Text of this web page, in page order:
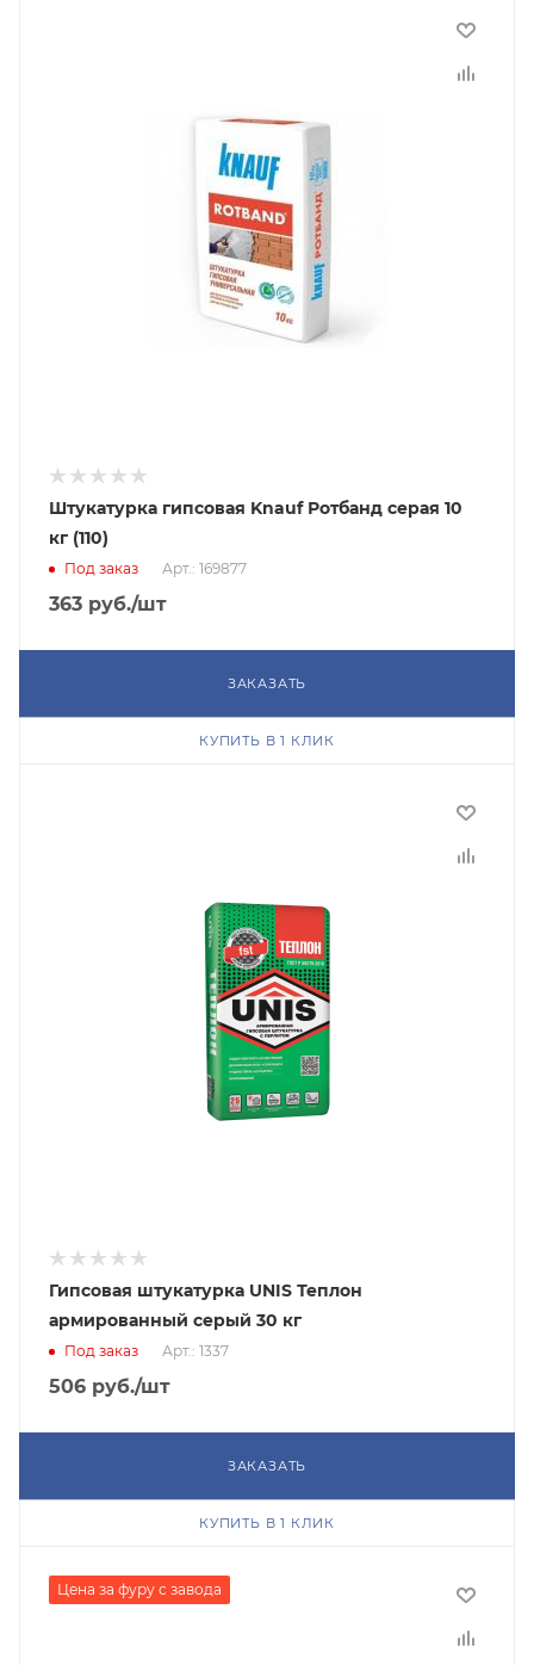
Штукатурка гипсовая Knauf Ротбанд серая 10
кг (110)
Под заказ Арт.: 169877
363 руб./шт
ЗАКАЗАТЬ
КУПИТЬ В 1 КЛИК
Гипсовая штукатурка UNIS Теплон
армированный серый 30 кг
Под заказ Арт.: 1337
506 руб./шт
ЗАКАЗАТЬ
КУПИТЬ В 1 КЛИК
Цена за фуру с завода